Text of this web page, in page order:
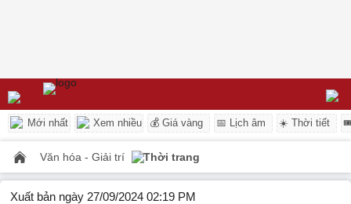
Mới nhất Xem nhiều 💰 Giá vàng 📅 Lịch âm ☀️ Thời tiết
Văn hóa - Giải trí Thời trang
Xuất bản ngày 27/09/2024 02:19 PM